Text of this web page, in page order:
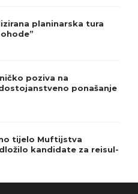
planinarska tura
poziva na
ponašanje
tijelo Muftijstva
kandidate za reisul-